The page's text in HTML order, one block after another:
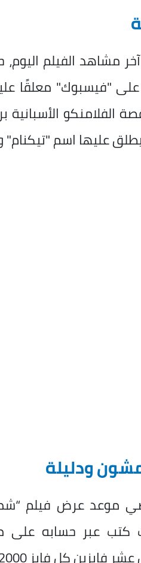
مشاهد الفيلم
"فيسبوك" معلقًا
الأسبانية
عليها اسم "تيكنام"
ودليلة
موعد عرض فيلم
كتب عبر حسابه